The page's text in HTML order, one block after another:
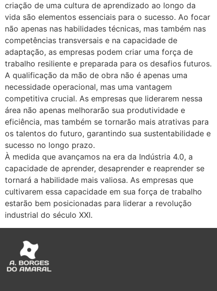
criação de uma cultura de aprendizado ao longo da
vida são elementos essenciais para o sucesso. Ao focar
não apenas nas habilidades técnicas, mas também nas
competências transversais e na capacidade de
adaptação, as empresas podem criar uma força de
trabalho resiliente e preparada para os desafios futuros.
A qualificação da mão de obra não é apenas uma
necessidade operacional, mas uma vantagem
competitiva crucial. As empresas que liderarem nessa
área não apenas melhorarão sua produtividade e
eficiência, mas também se tornarão mais atrativas para
os talentos do futuro, garantindo sua sustentabilidade e
sucesso no longo prazo.
À medida que avançamos na era da Indústria 4.0, a
capacidade de aprender, desaprender e reaprender se
tornará a habilidade mais valiosa. As empresas que
cultivarem essa capacidade em sua força de trabalho
estarão bem posicionadas para liderar a revolução
industrial do século XXI.